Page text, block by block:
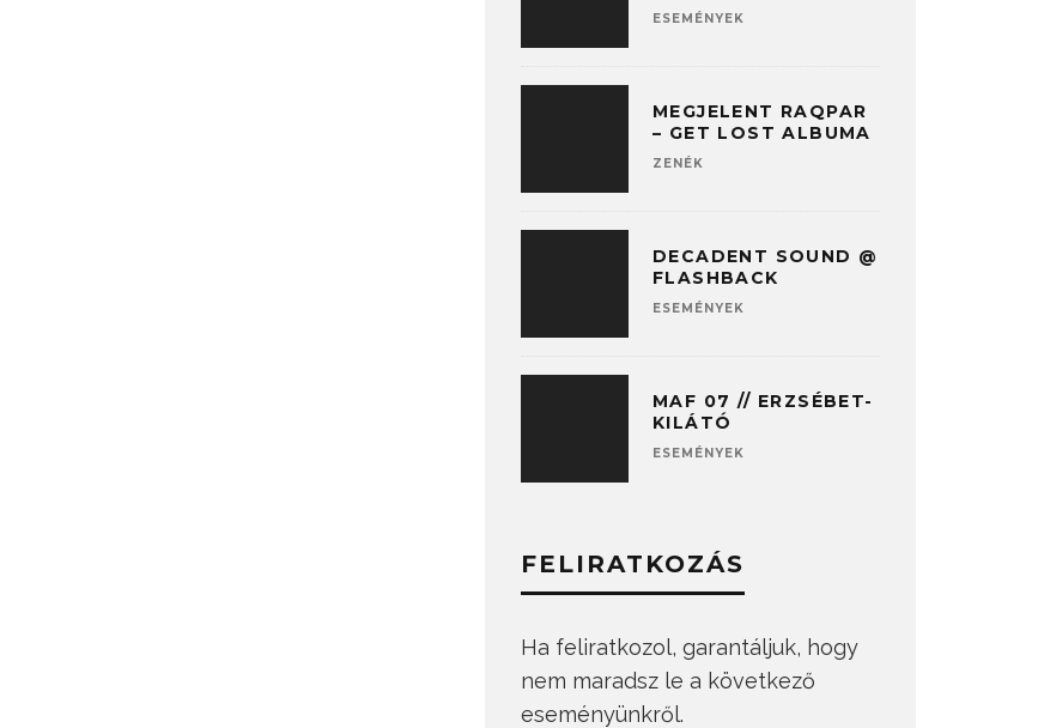
ESEMÉNYEK
MEGJELENT RAQPAR
– GET LOST ALBUMA
ZENÉK
DECADENT SOUND @
FLASHBACK
ESEMÉNYEK
MAF 07 // ERZSÉBET-
KILÁTÓ
ESEMÉNYEK
FELIRATKOZÁS
Ha feliratkozol, garantáljuk, hogy
nem maradsz le a következő
eseményünkről.